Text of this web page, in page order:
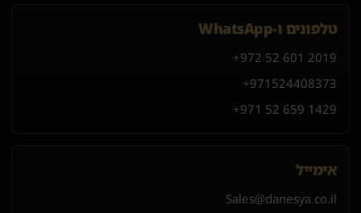
טלפונים ו-WhatsApp
+972 52 601 2019
+971 524408373
+971 52 659 1429
אימייל
Sales@danesya.co.il